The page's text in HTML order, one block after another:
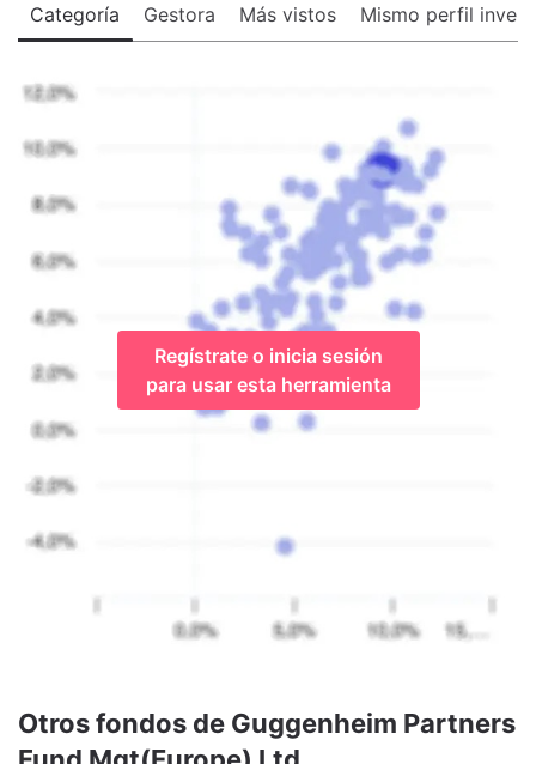
Categoría Gestora Más vistos Mismo perfil
Regístrate o inicia sesión
para usar esta herramienta
Otros fondos de Guggenheim Partners